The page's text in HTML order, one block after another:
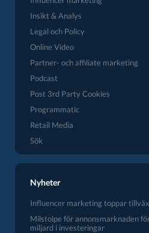
Insikt & Analys
Legal och Policy
Online Video
Partner- och affiliate marketing
Podcast
Post 3rd Party Cookies
Programmatic
Retail Media
Sök
Nyheter
Influencer marketing toppar
Milstolpe för annonsmarknaden
miljard i investeringar